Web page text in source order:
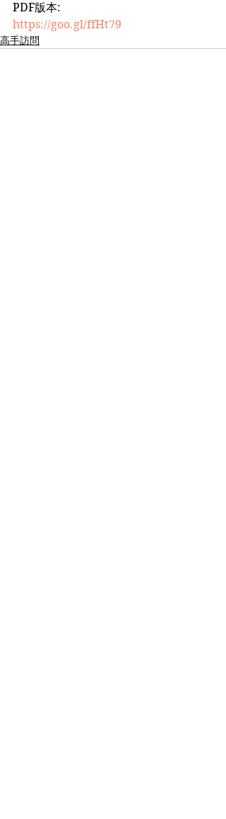
PDF版本:
https://goo.gl/ffHt79
高手訪問